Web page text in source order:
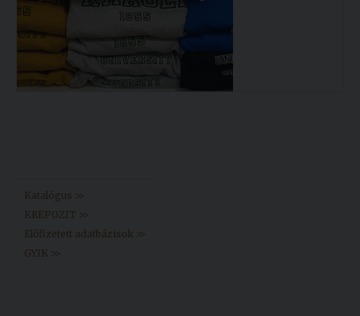
Katalógus >>
KREPOZIT >>
Előfizetett adatbázisok >>
GYIK >>